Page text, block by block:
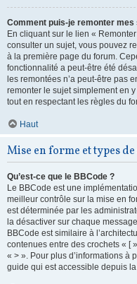
Comment puis-je remonter mes
En cliquant sur le lien «
consulter un sujet, vous pouvez
à la première page du forum.
fonctionnalité a peut-être été
les remontées n’a peut-être pas
remonter le sujet simplement en
tout en respectant les règles du
Haut
Mise en forme et types de
Qu’est-ce que le BBCode ?
Le BBCode est une
meilleur contrôle sur la mise en
est déterminée par les
la désactiver sur chaque
BBCode est similaire à
contenues entre des crochets « [
« > ». Pour plus d’informations à
guide qui est accessible depuis